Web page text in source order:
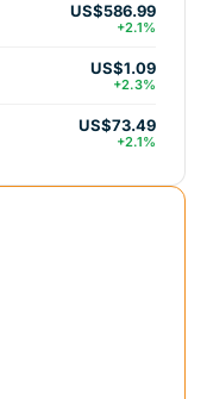
US$586.99
+2.1%
US$1.09
+2.3%
US$73.49
+2.1%